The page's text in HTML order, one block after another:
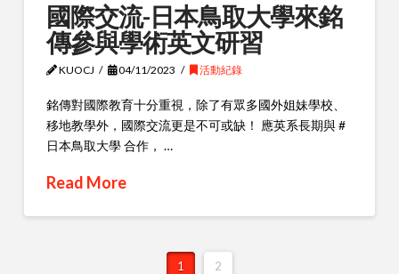
國際交流-日本鳥取大學來銘
傳參與學術英文研習
KUOCJ 04/11/2023 活動紀錄
銘傳對國際教育十分重視，除了有眾多國外姐妹學校、
移地教學外，國際交流更是不可或缺！ 應英系長期與 #
日本鳥取大學 合作， …
Read More
1 2